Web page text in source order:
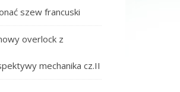
szew francuski
overlock z
mechanika cz.II